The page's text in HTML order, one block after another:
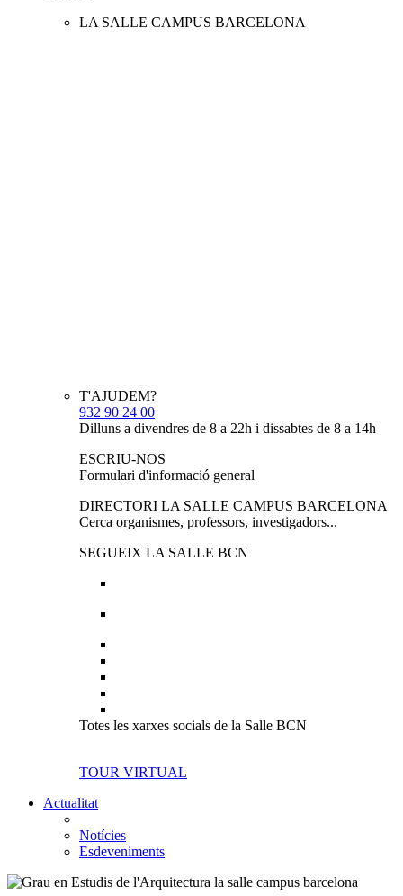
LA SALLE CAMPUS BARCELONA
T'AJUDEM?
932 90 24 00
Dilluns a divendres de 8 a 22h i dissabtes de 8 a 14h
ESCRIU-NOS
Formulari d'informació general
DIRECTORI LA SALLE CAMPUS BARCELONA
Cerca organismes, professors, investigadors...
SEGUEIX LA SALLE BCN
Totes les xarxes socials de la Salle BCN
TOUR VIRTUAL
Actualitat
Notícies
Esdeveniments